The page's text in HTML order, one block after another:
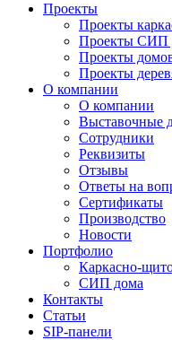
Проекты
Проекты
Проекты СИП
Проекты
Проекты
О компании
О компании
Выставочные
Сотрудники
Реквизиты
Отзывы
Ответы на
Сертификаты
Производство
Новости
Портфолио
Каркасно-
СИП дома
Контакты
Статьи
SIP-панели